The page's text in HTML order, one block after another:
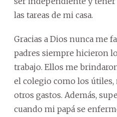
las tareas de mi casa.
Gracias a Dios nunca me
padres siempre hicieron
trabajo. Ellos me
el colegio como los
otros gastos. Además,
cuando mi papá se